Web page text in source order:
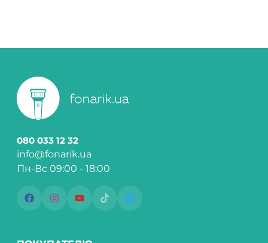
080 033 12 32
info@fonarik.ua
Пн-Вс 09:00 - 18:00